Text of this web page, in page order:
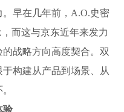
早在几年前，A.O.史密
而这与京东近年来发力
战略方向高度契合。双
构建从产品到场景、从
验